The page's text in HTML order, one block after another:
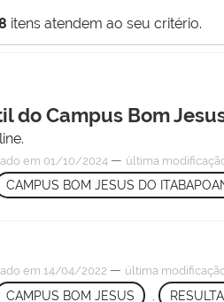
itens atendem ao seu critério.
do Campus Bom
em 01/10/2024 — última
CAMPUS BOM JESUS DO
em 14/04/2022 — última
CAMPUS BOM JESUS ,